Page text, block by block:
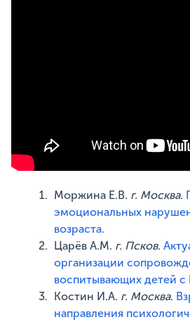
Моржина Е.В. г. Москва.
эмоциональных
возраста.
Царёв А.М. г. Псков.
организации
воспитывающих детей с
Костин И.А. г. Москва.
направления